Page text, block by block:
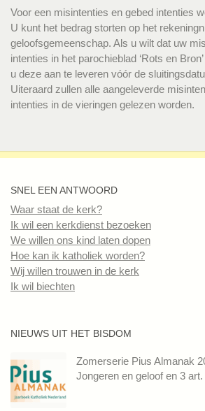
Voor een misintenties en gebed intenties
U kunt het bedrag storten op het
geloofsgemeenschap. Als u wilt dat uw
intenties in het parochieblad ‘Rots en
u deze aan te leveren vóór de
Uiteraard zullen alle aangeleverde
intenties in de vieringen gelezen worden.
SNEL EEN ANTWOORD
Waar staat de kerk?
Ik wil een kerkdienst bezoeken
We willen ons kind laten dopen
Hoe kan ik katholiek worden?
Wij willen trouwen in de kerk
Ik wil biechten
NIEUWS UIT HET BISDOM
Zomerserie Pius Almanak
Jongeren en geloof en 3